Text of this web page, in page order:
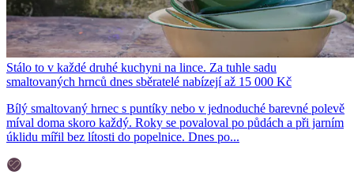
Stálo to v každé druhé kuchyni na lince. Za tuhle sadu
smaltovaných hrnců dnes sběratelé nabízejí až 15 000 Kč
Bílý smaltovaný hrnec s puntíky nebo v jednoduché barevné polevě
míval doma skoro každý. Roky se povaloval po půdách a při jarním
úklidu mířil bez lítosti do popelnice. Dnes po...